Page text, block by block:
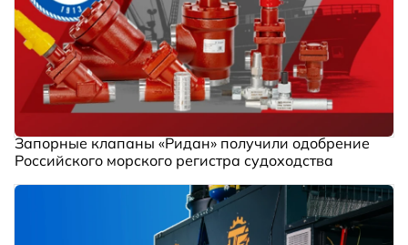
Запорные клапаны «Ридан» получили одобрение
Российского морского регистра судоходства